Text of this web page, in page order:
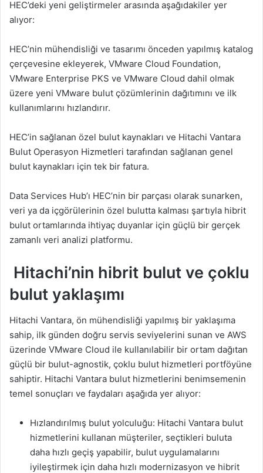
HEC’deki yeni geliştirmeler arasında aşağıdakiler yer
alıyor:
HEC’nin mühendisliği ve tasarımı önceden yapılmış katalog
çerçevesine ekleyerek, VMware Cloud Foundation,
VMware Enterprise PKS ve VMware Cloud dahil olmak
üzere yeni VMware bulut çözümlerinin dağıtımını ve ilk
kullanımlarını hızlandırır.
HEC’in sağlanan özel bulut kaynakları ve Hitachi Vantara
Bulut Operasyon Hizmetleri tarafından sağlanan genel
bulut kaynakları için tek bir fatura.
Data Services Hub’ı HEC’nin bir parçası olarak sunarken,
veri ya da içgörülerinin özel bulutta kalması şartıyla hibrit
bulut ortamlarında ihtiyaç duyanlar için güçlü bir gerçek
zamanlı veri analizi platformu.
Hitachi’nin hibrit bulut ve çoklu
bulut yaklaşımı
Hitachi Vantara, ön mühendisliği yapılmış bir yaklaşıma
sahip, ilk günden doğru servis seviyelerini sunan ve AWS
üzerinde VMware Cloud ile kullanılabilir bir ortam dağıtan
güçlü bir bulut-agnostik, çoklu bulut hizmetleri portföyüne
sahiptir. Hitachi Vantara bulut hizmetlerini benimsemenin
temel sonuçları ve faydaları aşağıda yer alıyor:
Hızlandırılmış bulut yolculuğu: Hitachi Vantara bulut
hizmetlerini kullanan müşteriler, seçtikleri buluta
daha hızlı geçiş yapabilir, bulut uygulamalarını
iyileştirmek için daha hızlı modernizasyon ve hibrit